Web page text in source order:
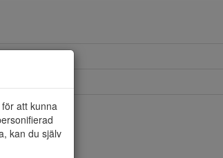
Ja
att kunna
kan du själv